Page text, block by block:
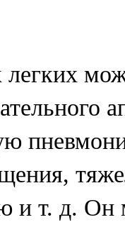
легких
и т. д. Он